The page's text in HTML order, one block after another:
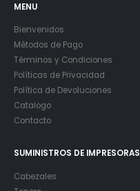
MENU
Bienvenidos
Métodos de Pago
Términos y Condiciones
Políticas de Privacidad
Política de Devoluciones
Catalogo
Contacto
SUMINISTROS DE IMPRESORAS
Cabezales